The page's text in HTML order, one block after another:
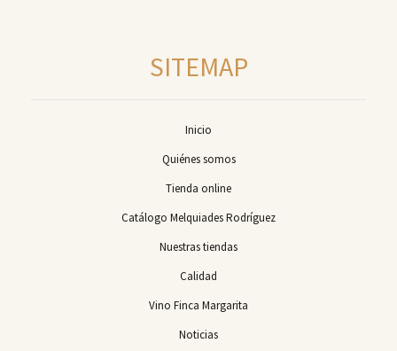
SITEMAP
Inicio
Quiénes somos
Tienda online
Catálogo Melquiades Rodríguez
Nuestras tiendas
Calidad
Vino Finca Margarita
Noticias